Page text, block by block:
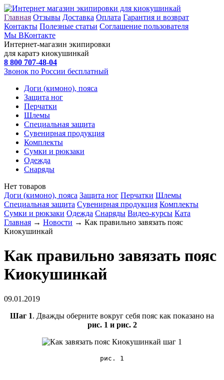
Главная Отзывы Доставка Оплата Гарантия и возврат
Контакты Полезные статьи Соглашение пользователя
Мы ВКонтакте
Интернет-магазин экипировки
для каратэ киокушинкай
8 800 707-48-04
Звонок по России бесплатный
Доги (кимоно), пояса
Защита ног
Перчатки
Шлемы
Специальная защита
Сувенирная продукция
Комплекты
Сумки и рюкзаки
Одежда
Снаряды
Нет товаров
Доги (кимоно), пояса Защита ног Перчатки Шлемы
Специальная защита Сувенирная продукция Комплекты
Сумки и рюкзаки Одежда Снаряды Видео-курсы Ката
Главная → Новости → Как правильно завязать пояс
Киокушинкай
Как правильно завязать пояс
Киокушинкай
09.01.2019
Шаг 1. Дважды оберните вокруг себя пояс как показано на
рис. 1 и рис. 2
рис. 1